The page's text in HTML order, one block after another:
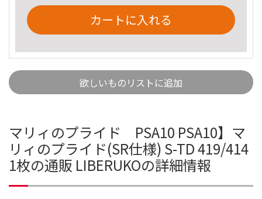
カートに入れる
欲しいものリストに追加
マリィのプライド PSA10 PSA10】マ
リィのプライド(SR仕様) S-TD 419/414
1枚の通販 LIBERUKOの詳細情報